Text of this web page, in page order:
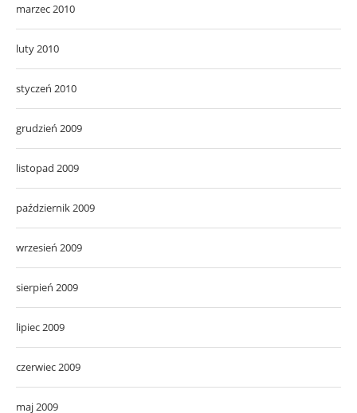
marzec 2010
luty 2010
styczeń 2010
grudzień 2009
listopad 2009
październik 2009
wrzesień 2009
sierpień 2009
lipiec 2009
czerwiec 2009
maj 2009